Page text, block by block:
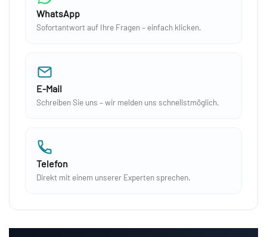
WhatsApp
Sofortantwort auf Ihre Fragen – einfach klicken.
E-Mail
Schreiben Sie uns – wir melden uns schnellstmöglich.
Telefon
Direkt mit einem unserer Experten sprechen.